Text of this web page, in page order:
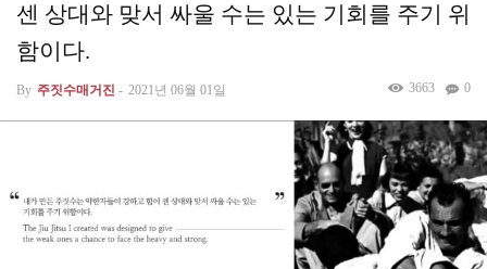
센 상대와 맞서 싸울 수는 있는 기회를 주기 위
함이다.
By 주짓수매거진 - 2021년 06월 01일 0
3663